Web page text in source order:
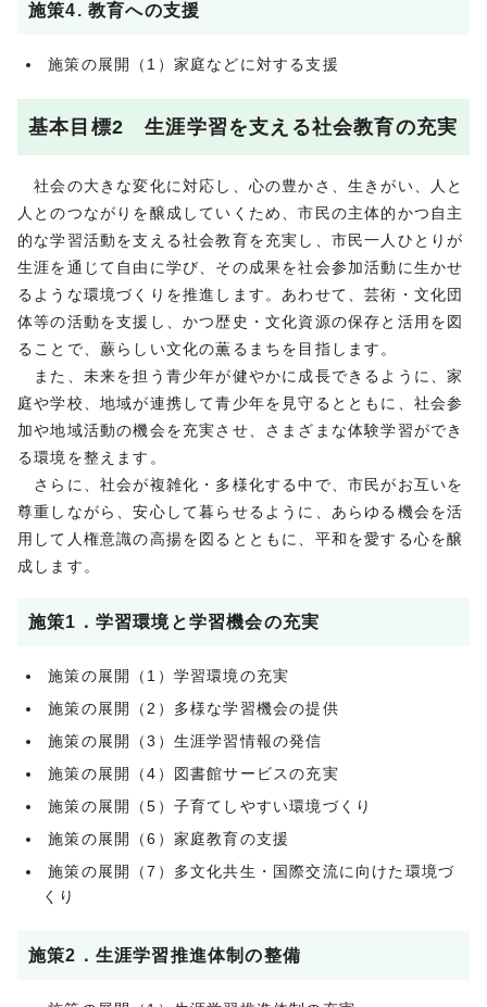
施策4. 教育への支援
施策の展開（1）家庭などに対する支援
基本目標2 生涯学習を支える社会教育の充実
社会の大きな変化に対応し、心の豊かさ、生きがい、人と
人とのつながりを醸成していくため、市民の主体的かつ自主
的な学習活動を支える社会教育を充実し、市民一人ひとりが
生涯を通じて自由に学び、その成果を社会参加活動に生かせ
るような環境づくりを推進します。あわせて、芸術・文化団
体等の活動を支援し、かつ歴史・文化資源の保存と活用を図
ることで、蕨らしい文化の薫るまちを目指します。
また、未来を担う青少年が健やかに成長できるように、家
庭や学校、地域が連携して青少年を見守るとともに、社会参
加や地域活動の機会を充実させ、さまざまな体験学習ができ
る環境を整えます。
さらに、社会が複雑化・多様化する中で、市民がお互いを
尊重しながら、安心して暮らせるように、あらゆる機会を活
用して人権意識の高揚を図るとともに、平和を愛する心を醸
成します。
施策1．学習環境と学習機会の充実
施策の展開（1）学習環境の充実
施策の展開（2）多様な学習機会の提供
施策の展開（3）生涯学習情報の発信
施策の展開（4）図書館サービスの充実
施策の展開（5）子育てしやすい環境づくり
施策の展開（6）家庭教育の支援
施策の展開（7）多文化共生・国際交流に向けた環境づ
くり
施策2．生涯学習推進体制の整備